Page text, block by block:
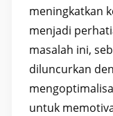
meningkatkan
menjadi
masalah ini,
diluncurkan
untuk